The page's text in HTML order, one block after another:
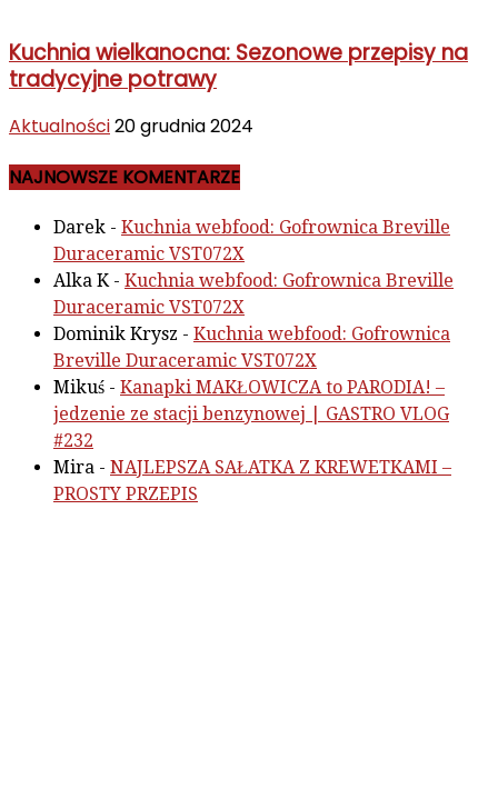
Kuchnia wielkanocna: Sezonowe przepisy na
tradycyjne potrawy
Aktualności20 grudnia 2024
NAJNOWSZE KOMENTARZE
Darek - Kuchnia webfood: Gofrownica Breville
Duraceramic VST072X
Alka K- Kuchnia webfood: Gofrownica Breville
Duraceramic VST072X
Dominik Krysz - Kuchnia webfood: Gofrownica
Breville Duraceramic VST072X
Mikuś - Kanapki MAKŁOWICZA to PARODIA! –
jedzenie ze stacji benzynowej | GASTRO VLOG
#232
Mira - NAJLEPSZA SAŁATKA Z KREWETKAMI –
PROSTY PRZEPIS